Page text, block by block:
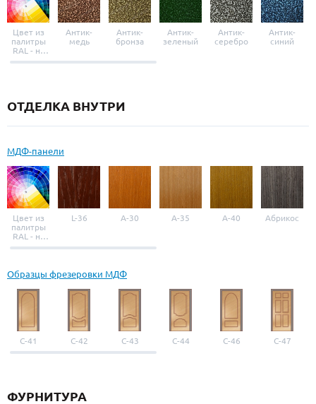
Цвет из
палитры
RAL - на
выбор
Антик-
медь
Антик-
бронза
Антик-
зеленый
Антик-
серебро
Антик-
синий
ОТДЕЛКА ВНУТРИ
МДФ-панели
Цвет из
палитры
RAL - на
выбор
L-36 A-30 A-35 A-40 Абрикос
Образцы фрезеровки МДФ
С-41 С-42 С-43 С-44 С-46 С-47
ФУРНИТУРА